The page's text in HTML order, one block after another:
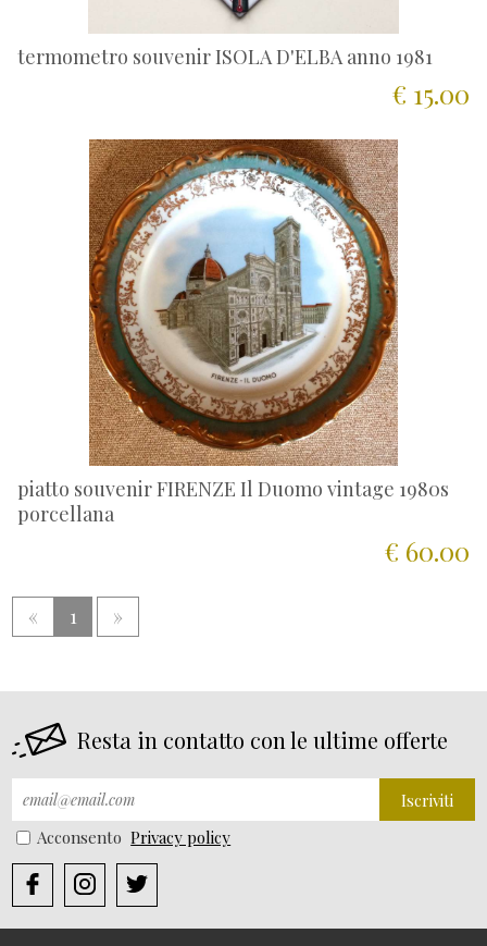
termometro souvenir ISOLA D'ELBA anno 1981
€ 15.00
piatto souvenir FIRENZE Il Duomo vintage 1980s
porcellana
€ 60.00
« 1 »
Resta in contatto con le ultime offerte
Iscriviti
Acconsento Privacy policy